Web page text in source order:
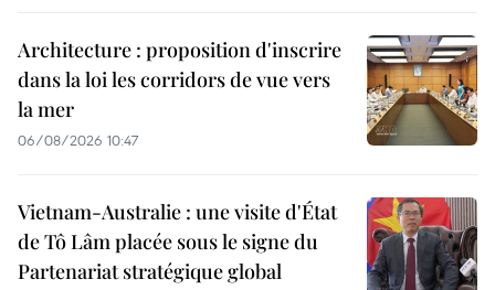
Architecture : proposition d'inscrire
dans la loi les corridors de vue vers
la mer
06/08/2026 10:47
Vietnam-Australie : une visite d'État
de Tô Lâm placée sous le signe du
Partenariat stratégique global